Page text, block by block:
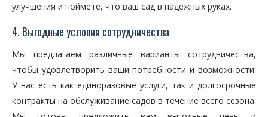
улучшения и поймете, что ваш сад в надежных руках.
4. Выгодные условия сотрудничества
Мы предлагаем различные варианты сотрудничества,
чтобы удовлетворить ваши потребности и возможности.
У нас есть как единоразовые услуги, так и долгосрочные
контракты на обслуживание садов в течение всего сезона.